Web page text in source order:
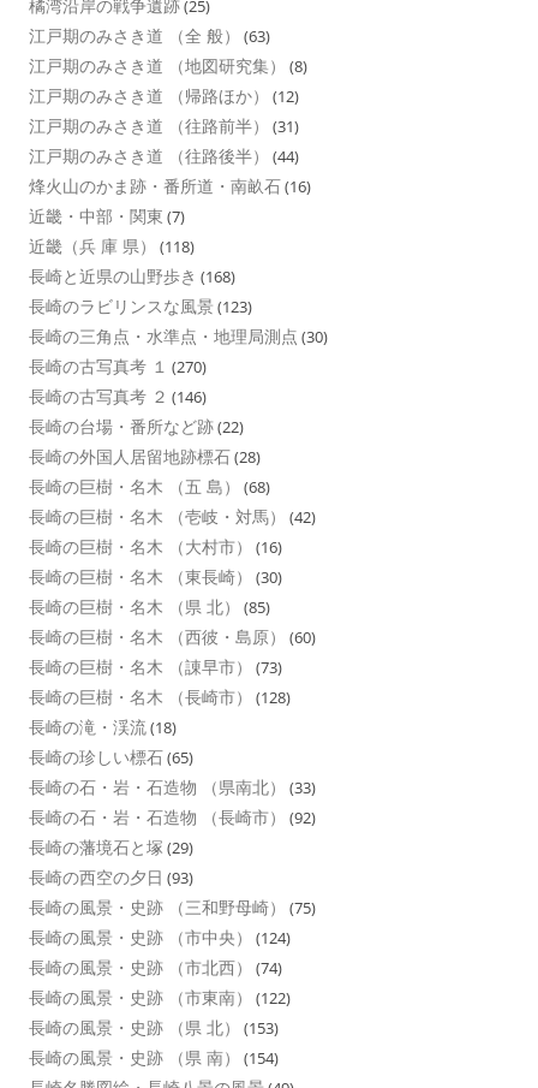
橘湾沿岸の戦争遺跡(25)
江戸期のみさき道 （全 般） (63)
江戸期のみさき道 （地図研究集） (8)
江戸期のみさき道 （帰路ほか） (12)
江戸期のみさき道 （往路前半） (31)
江戸期のみさき道 （往路後半） (44)
烽火山のかま跡・番所道・南畝石(16)
近畿・中部・関東 (7)
近畿（兵 庫 県） (118)
長崎と近県の山野歩き (168)
長崎のラビリンスな風景 (123)
長崎の三角点・水準点・地理局測点 (30)
長崎の古写真考 １ (270)
長崎の古写真考 ２ (146)
長崎の台場・番所など跡(22)
長崎の外国人居留地跡標石(28)
長崎の巨樹・名木 （五 島） (68)
長崎の巨樹・名木 （壱岐・対馬） (42)
長崎の巨樹・名木 （大村市） (16)
長崎の巨樹・名木 （東長崎） (30)
長崎の巨樹・名木 （県 北） (85)
長崎の巨樹・名木 （西彼・島原） (60)
長崎の巨樹・名木 （諌早市） (73)
長崎の巨樹・名木 （長崎市） (128)
長崎の滝・渓流(18)
長崎の珍しい標石(65)
長崎の石・岩・石造物 （県南北） (33)
長崎の石・岩・石造物 （長崎市） (92)
長崎の藩境石と塚 (29)
長崎の西空の夕日 (93)
長崎の風景・史跡 （三和野母崎） (75)
長崎の風景・史跡 （市中央） (124)
長崎の風景・史跡 （市北西） (74)
長崎の風景・史跡 （市東南） (122)
長崎の風景・史跡 （県 北） (153)
長崎の風景・史跡 （県 南） (154)